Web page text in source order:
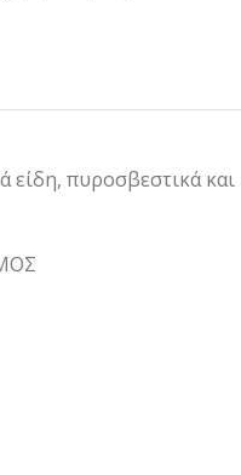
είδη, πυροσβεστικά και